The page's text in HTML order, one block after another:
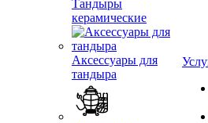
Тандыры
керамические
Аксессуары для
тандыра